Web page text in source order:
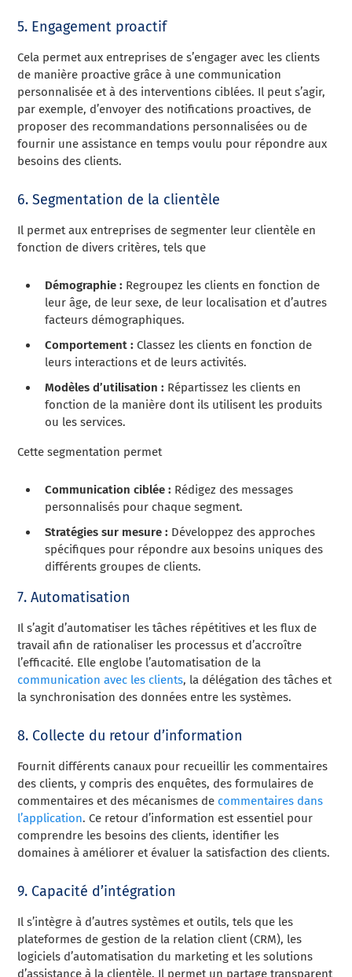
5. Engagement proactif
Cela permet aux entreprises de s’engager avec les clients
de manière proactive grâce à une communication
personnalisée et à des interventions ciblées. Il peut s’agir,
par exemple, d’envoyer des notifications proactives, de
proposer des recommandations personnalisées ou de
fournir une assistance en temps voulu pour répondre aux
besoins des clients.
6. Segmentation de la clientèle
Il permet aux entreprises de segmenter leur clientèle en
fonction de divers critères, tels que
Démographie : Regroupez les clients en fonction de
leur âge, de leur sexe, de leur localisation et d’autres
facteurs démographiques.
Comportement : Classez les clients en fonction de
leurs interactions et de leurs activités.
Modèles d’utilisation : Répartissez les clients en
fonction de la manière dont ils utilisent les produits
ou les services.
Cette segmentation permet
Communication ciblée : Rédigez des messages
personnalisés pour chaque segment.
Stratégies sur mesure : Développez des approches
spécifiques pour répondre aux besoins uniques des
différents groupes de clients.
7. Automatisation
Il s’agit d’automatiser les tâches répétitives et les flux de
travail afin de rationaliser les processus et d’accroître
l’efficacité. Elle englobe l’automatisation de la
communication avec les clients, la délégation des tâches et
la synchronisation des données entre les systèmes.
8. Collecte du retour d’information
Fournit différents canaux pour recueillir les commentaires
des clients, y compris des enquêtes, des formulaires de
commentaires et des mécanismes de commentaires dans
l’application. Ce retour d’information est essentiel pour
comprendre les besoins des clients, identifier les
domaines à améliorer et évaluer la satisfaction des clients.
9. Capacité d’intégration
Il s’intègre à d’autres systèmes et outils, tels que les
plateformes de gestion de la relation client (CRM), les
logiciels d’automatisation du marketing et les solutions
d’assistance à la clientèle. Il permet un partage transparent